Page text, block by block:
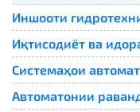
Иншооти
Иқтисодиёт ва
Системаҳои
Автоматонии